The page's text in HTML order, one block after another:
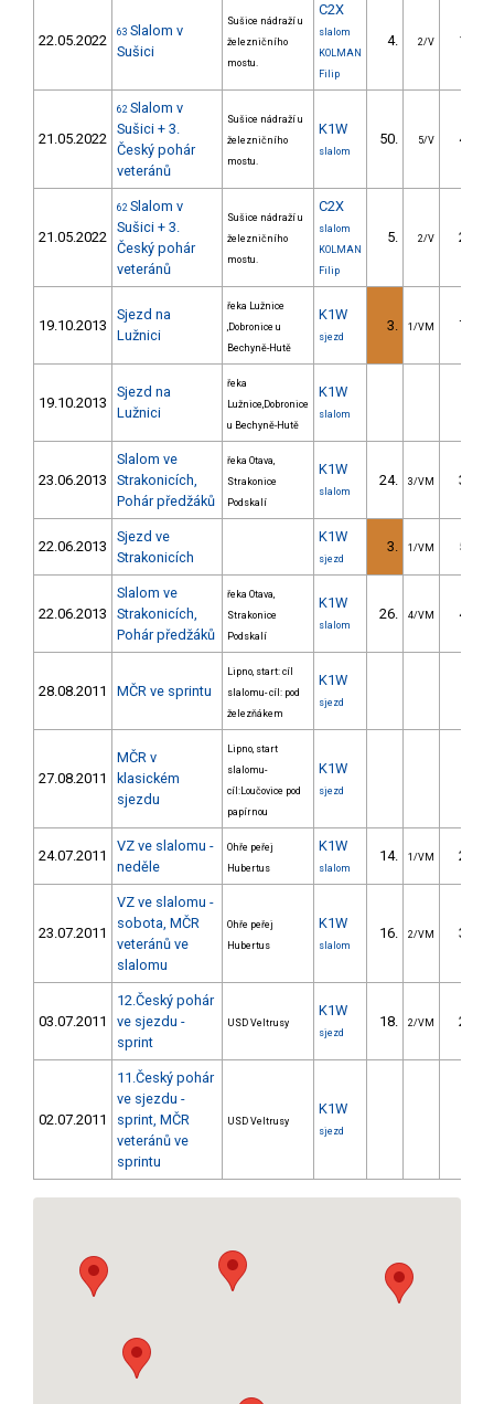
22.05.2022 63 Slalom v
Sušici
Sušice nádraží u
železničního
mostu.
C2X
slalom
KOLMAN
Filip
4. 2/V 18.18
21.05.2022
62 Slalom v
Sušici + 3.
Český pohár
veteránů
Sušice nádraží u
železničního
mostu.
K1W
slalom
50. 5/V 46.92
21.05.2022
62 Slalom v
Sušici + 3.
Český pohár
veteránů
Sušice nádraží u
železničního
mostu.
C2X
slalom
KOLMAN
Filip
5. 2/V 24.82
19.10.2013
Sjezd na
Lužnici
řeka Lužnice
,Dobronice u
Bechyně-Hutě
K1W
sjezd
3. 1/VM 77.90
19.10.2013
Sjezd na
Lužnici
řeka
Lužnice,Dobronice
u Bechyně-Hutě
K1W
slalom
23.06.2013
Slalom ve
Strakonicích,
Pohár předžáků
řeka Otava,
Strakonice
Podskalí
K1W
slalom
24. 3/VM 35.63
22.06.2013
Sjezd ve
Strakonicích
K1W
sjezd
3. 1/VM 53.70
22.06.2013
Slalom ve
Strakonicích,
Pohár předžáků
řeka Otava,
Strakonice
Podskalí
K1W
slalom
26. 4/VM 44.29
28.08.2011 MČR ve sprintu
Lipno, start: cíl
slalomu- cíl: pod
železňákem
K1W
sjezd
27.08.2011
MČR v
klasickém
sjezdu
Lipno, start
slalomu-
cíl:Loučovice pod
papírnou
K1W
sjezd
24.07.2011
VZ ve slalomu -
neděle
Ohře peřej
Hubertus
K1W
slalom
14. 1/VM 22.53
23.07.2011
VZ ve slalomu -
sobota, MČR
veteránů ve
slalomu
Ohře peřej
Hubertus
K1W
slalom
16. 2/VM 35.38
03.07.2011
12.Český pohár
ve sjezdu -
sprint
USD Veltrusy
K1W
sjezd
18. 2/VM 29.46
02.07.2011
11.Český pohár
ve sjezdu -
sprint, MČR
veteránů ve
sprintu
USD Veltrusy
K1W
sjezd